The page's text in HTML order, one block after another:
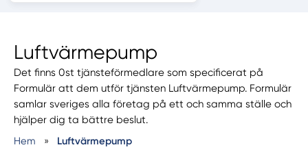
Luftvärmepump
Det finns 0st tjänsteförmedlare som specificerat på
Formulär att dem utför tjänsten Luftvärmepump. Formulär
samlar sveriges alla företag på ett och samma ställe och
hjälper dig ta bättre beslut.
Hem
» Luftvärmepump